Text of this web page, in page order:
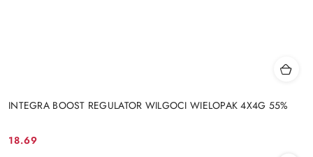
INTEGRA BOOST REGULATOR WILGOCI WIELOPAK 4X4G 55%
Cena:
18.69